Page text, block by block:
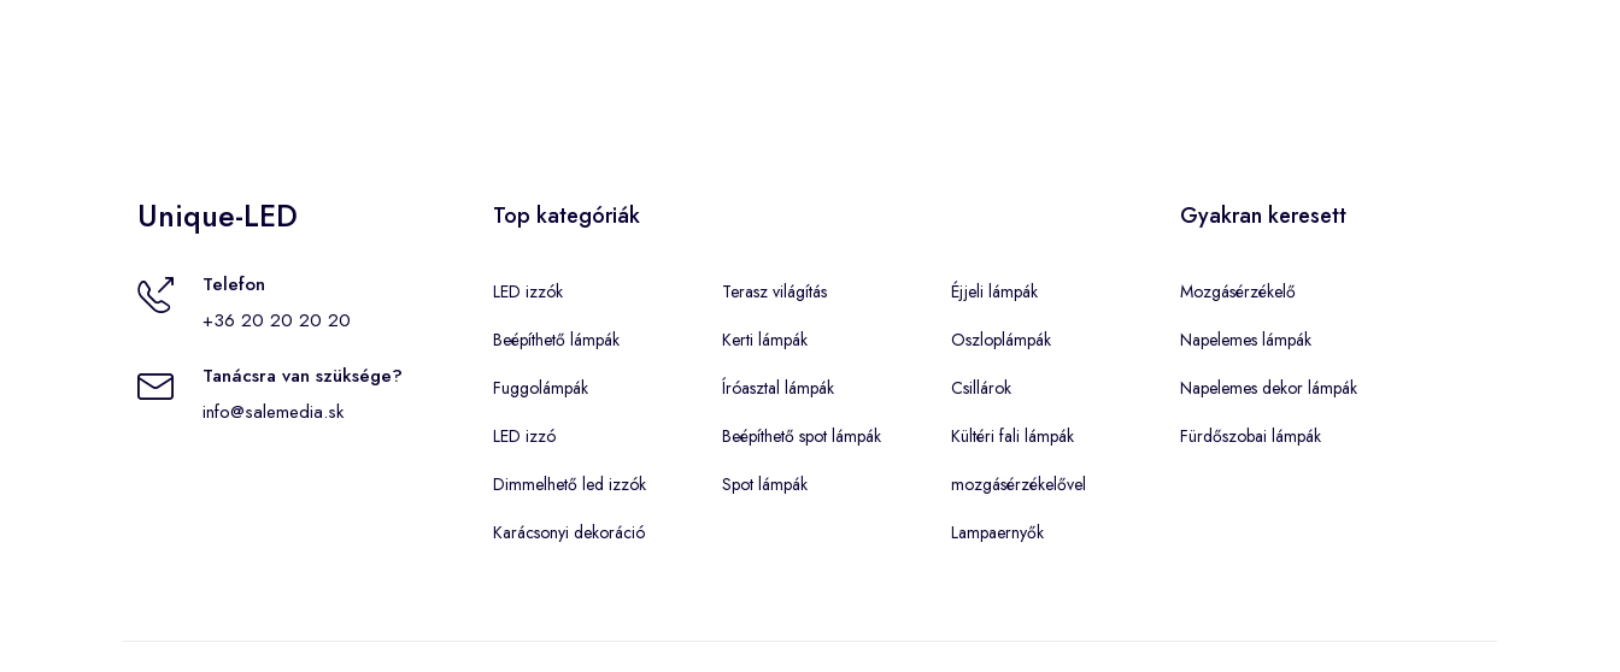
Unique-LED
Telefon
+36 20 20 20 20
Tanácsra van szüksége?
info@salemedia.sk
Top kategóriák
LED izzók
Beépíthető lámpák
Fuggolámpák
LED izzó
Dimmelhető led izzók
Karácsonyi dekoráció
Terasz világítás
Kerti lámpák
Íróasztal lámpák
Beépíthető spot lámpák
Spot lámpák
Éjjeli lámpák
Oszloplámpák
Csillárok
Kültéri fali lámpák
mozgásérzékelővel
Lampaernyők
Gyakran keresett
Mozgásérzékelő
Napelemes lámpák
Napelemes dekor lámpák
Fürdőszobai lámpák